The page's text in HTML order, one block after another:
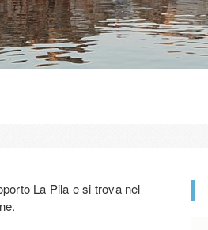
La Pila e si trova nel